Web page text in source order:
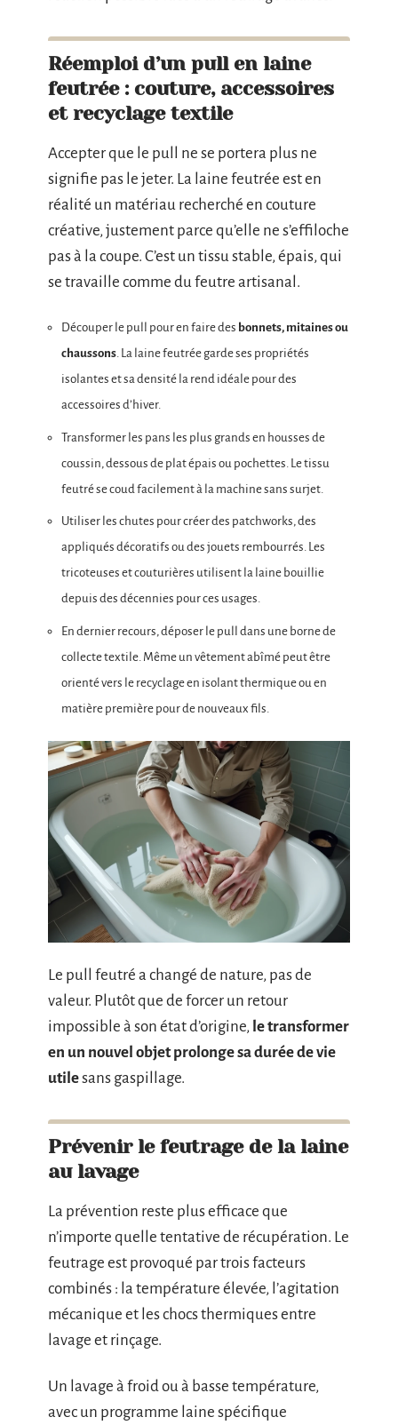
Réemploi d’un pull en laine
feutrée : couture, accessoires
et recyclage textile
Accepter que le pull ne se portera plus ne
signifie pas le jeter. La laine feutrée est en
réalité un matériau recherché en couture
créative, justement parce qu’elle ne s’effiloche
pas à la coupe. C’est un tissu stable, épais, qui
se travaille comme du feutre artisanal.
Découper le pull pour en faire des bonnets, mitaines ou
chaussons. La laine feutrée garde ses propriétés
isolantes et sa densité la rend idéale pour des
accessoires d’hiver.
Transformer les pans les plus grands en housses de
coussin, dessous de plat épais ou pochettes. Le tissu
feutré se coud facilement à la machine sans surjet.
Utiliser les chutes pour créer des patchworks, des
appliqués décoratifs ou des jouets rembourrés. Les
tricoteuses et couturières utilisent la laine bouillie
depuis des décennies pour ces usages.
En dernier recours, déposer le pull dans une borne de
collecte textile. Même un vêtement abîmé peut être
orienté vers le recyclage en isolant thermique ou en
matière première pour de nouveaux fils.
Le pull feutré a changé de nature, pas de
valeur. Plutôt que de forcer un retour
impossible à son état d’origine, le transformer
en un nouvel objet prolonge sa durée de vie
utilesans gaspillage.
Prévenir le feutrage de la laine
au lavage
La prévention reste plus efficace que
n’importe quelle tentative de récupération. Le
feutrage est provoqué par trois facteurs
combinés : la température élevée, l’agitation
mécanique et les chocs thermiques entre
lavage et rinçage.
Un lavage à froid ou à basse température,
avec un programme laine spécifique